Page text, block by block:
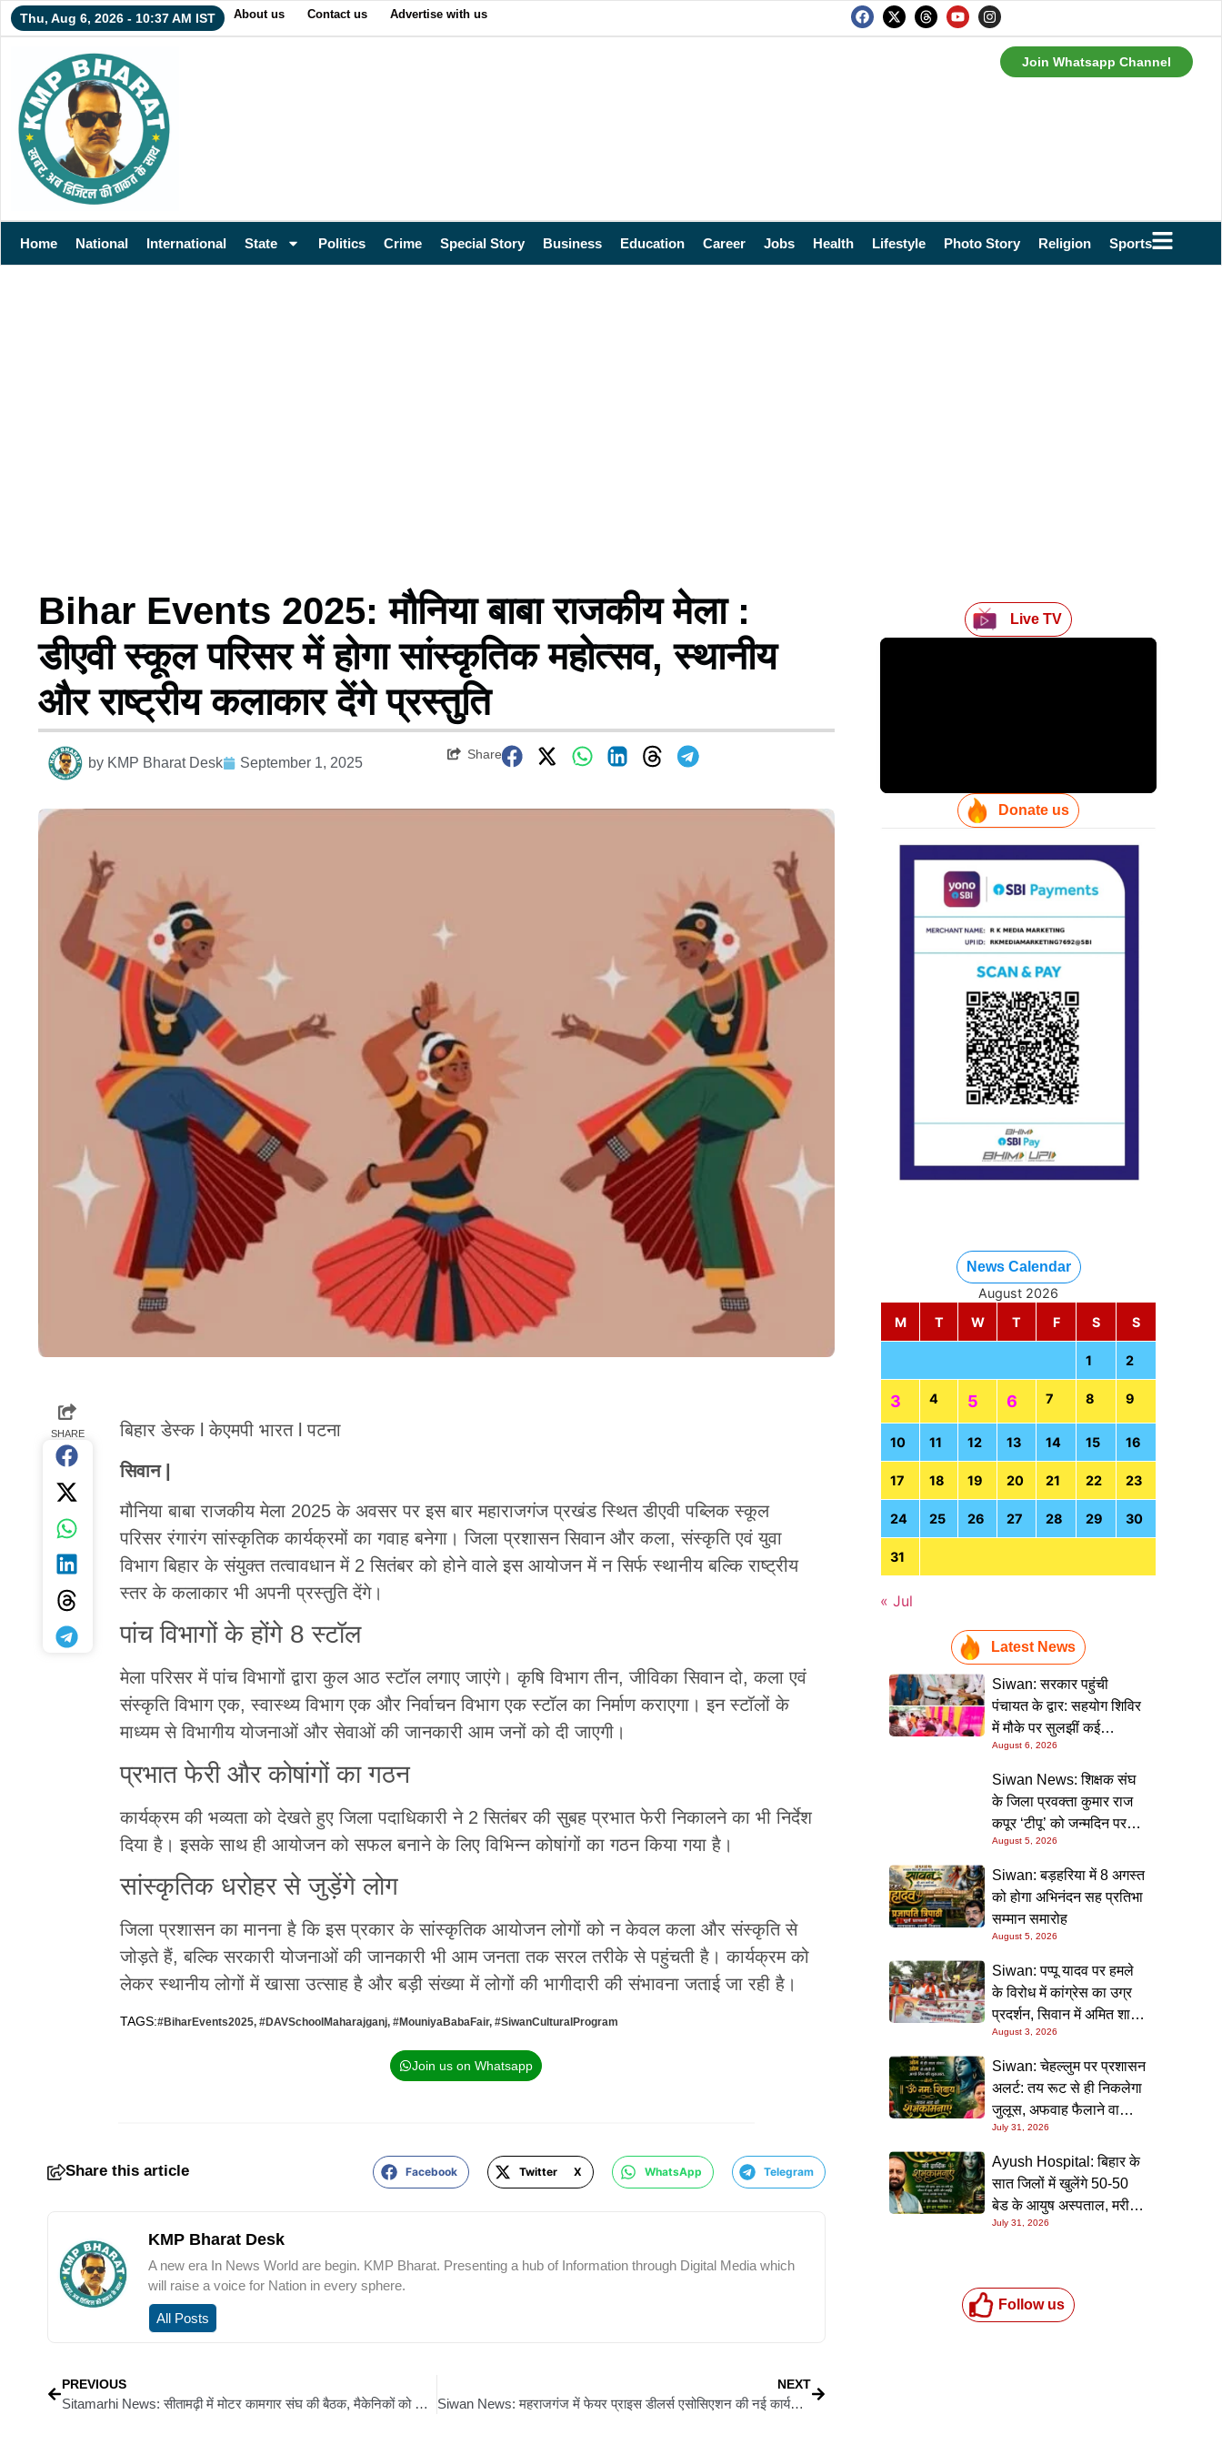
Thu, Aug 6, 2026 - 10:37 AM IST About us Contact us Advertise with us
Join Whatsapp Channel
Home National International State Politics Crime Special Story Business Education Career Jobs Health Lifestyle Photo Story Religion Sports
Bihar Events 2025: मौनिया बाबा राजकीय मेला :
डीएवी स्कूल परिसर में होगा सांस्कृतिक महोत्सव, स्थानीय
और राष्ट्रीय कलाकार देंगे प्रस्तुति
by KMP Bharat Desk September 1, 2025
Share
SHARE बिहार डेस्क l केएमपी भारत l पटना
सिवान |
मौनिया बाबा राजकीय मेला 2025 के अवसर पर इस बार महाराजगंज प्रखंड स्थित डीएवी पब्लिक स्कूल
परिसर रंगारंग सांस्कृतिक कार्यक्रमों का गवाह बनेगा। जिला प्रशासन सिवान और कला, संस्कृति एवं युवा
विभाग बिहार के संयुक्त तत्वावधान में 2 सितंबर को होने वाले इस आयोजन में न सिर्फ स्थानीय बल्कि राष्ट्रीय
स्तर के कलाकार भी अपनी प्रस्तुति देंगे।
पांच विभागों के होंगे 8 स्टॉल
मेला परिसर में पांच विभागों द्वारा कुल आठ स्टॉल लगाए जाएंगे। कृषि विभाग तीन, जीविका सिवान दो, कला एवं
संस्कृति विभाग एक, स्वास्थ्य विभाग एक और निर्वाचन विभाग एक स्टॉल का निर्माण कराएगा। इन स्टॉलों के
माध्यम से विभागीय योजनाओं और सेवाओं की जानकारी आम जनों को दी जाएगी।
प्रभात फेरी और कोषांगों का गठन
कार्यक्रम की भव्यता को देखते हुए जिला पदाधिकारी ने 2 सितंबर की सुबह प्रभात फेरी निकालने का भी निर्देश
दिया है। इसके साथ ही आयोजन को सफल बनाने के लिए विभिन्न कोषांगों का गठन किया गया है।
सांस्कृतिक धरोहर से जुड़ेंगे लोग
जिला प्रशासन का मानना है कि इस प्रकार के सांस्कृतिक आयोजन लोगों को न केवल कला और संस्कृति से
जोड़ते हैं, बल्कि सरकारी योजनाओं की जानकारी भी आम जनता तक सरल तरीके से पहुंचती है। कार्यक्रम को
लेकर स्थानीय लोगों में खासा उत्साह है और बड़ी संख्या में लोगों की भागीदारी की संभावना जताई जा रही है।
TAGS:#BiharEvents2025, #DAVSchoolMaharajganj, #MouniyaBabaFair, #SiwanCulturalProgram
Join us on Whatsapp
Share this article Facebook Twitter X WhatsApp Telegram
KMP Bharat Desk
A new era In News World are begin. KMP Bharat. Presenting a hub of Information through Digital Media which
will raise a voice for Nation in every sphere.
All Posts
PREVIOUS
Sitamarhi News: सीतामढ़ी में मोटर कामगार संघ की बैठक, मैकेनिकों को जोड़ने पर जोर
NEXT
Siwan News: महराजगंज में फेयर प्राइस डीलर्स एसोसिएशन की नई कार्यकारिणी का गठन
Live TV
Donate us
News Calendar
August 2026
M
T W T F S S
1 2
3 4 5 6 7 8 9
10 11 12 13 14 15 16
17 18 19 20 21 22 23
24 25 26 27 28 29 30
31
« Jul
Latest News
Siwan: सरकार पहुंची
पंचायत के द्वार: सहयोग शिविर
में मौके पर सुलझीं कई
समस्याएं, 30 दिन में समाधान
की गारंटी
August 6, 2026
Siwan News: शिक्षक संघ
के जिला प्रवक्ता कुमार राज
कपूर ‘टीपू’ को जन्मदिन पर
मिली शुभकामनाओं की सौगात
August 5, 2026
Siwan: बड़हरिया में 8 अगस्त
को होगा अभिनंदन सह प्रतिभा
सम्मान समारोह
August 5, 2026
Siwan: पप्पू यादव पर हमले
के विरोध में कांग्रेस का उग्र
प्रदर्शन, सिवान में अमित शाह
का पुतला फूंका
August 3, 2026
Siwan: चेहल्लुम पर प्रशासन
अलर्ट: तय रूट से ही निकलेगा
जुलूस, अफवाह फैलाने वालों
पर होगी सख्त कार्रवाई
July 31, 2026
Ayush Hospital: बिहार के
सात जिलों में खुलेंगे 50-50
बेड के आयुष अस्पताल, मरीजों
को मुफ्त मिलेगी इलाज और
July 31, 2026
Follow us